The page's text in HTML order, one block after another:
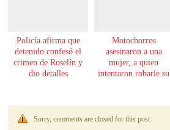
Policía afirma que
detenido confesó el
crimen de Roselín y
dio detalles
Motochorros
asesinaron a una
mujer, a quien
intentaron robarle su
Sorry, comments are closed for this post